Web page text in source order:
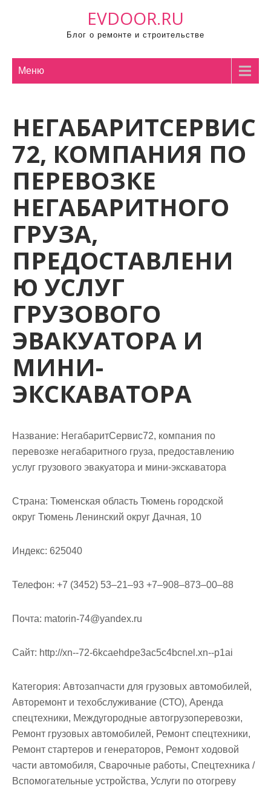
EVDOOR.RU
Блог о ремонте и строительстве
Меню
НЕГАБАРИТСЕРВИС
72, КОМПАНИЯ ПО
ПЕРЕВОЗКЕ
НЕГАБАРИТНОГО
ГРУЗА,
ПРЕДОСТАВЛЕНИ
Ю УСЛУГ
ГРУЗОВОГО
ЭВАКУАТОРА И
МИНИ-
ЭКСКАВАТОРА
Название: НегабаритСервис72, компания по
перевозке негабаритного груза, предоставлению
услуг грузового эвакуатора и мини-экскаватора
Страна: Тюменская область Тюмень городской
округ Тюмень Ленинский округ Дачная, 10
Индекс: 625040
Телефон: +7 (3452) 53‒21‒93 +7‒908‒873‒00‒88
Почта: matorin-74@yandex.ru
Cайт: http://xn--72-6kcaehdpe3ac5c4bcnel.xn--p1ai
Категория: Автозапчасти для грузовых автомобилей,
Авторемонт и техобслуживание (СТО), Аренда
спецтехники, Междугородные автогрузоперевозки,
Ремонт грузовых автомобилей, Ремонт спецтехники,
Ремонт стартеров и генераторов, Ремонт ходовой
части автомобиля, Сварочные работы, Спецтехника /
Вспомогательные устройства, Услуги по отогреву